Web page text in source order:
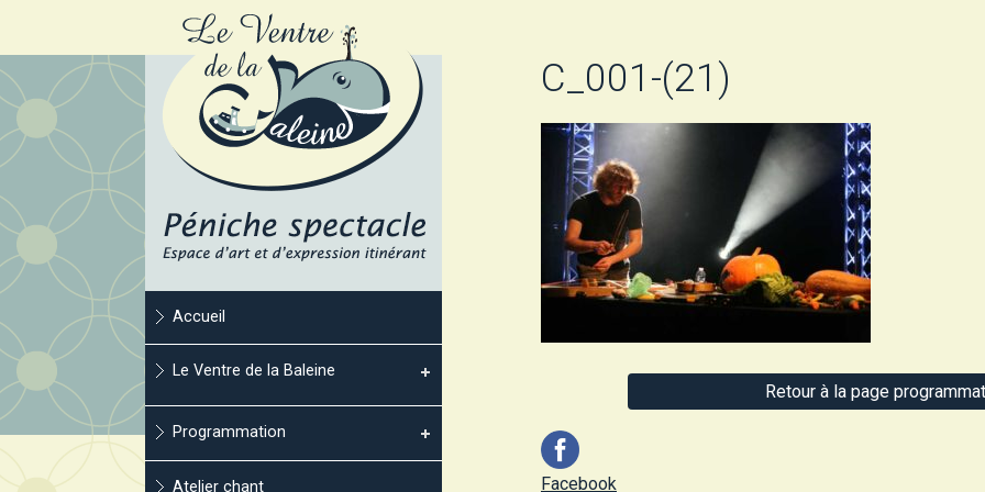
Accueil
Le Ventre de la Baleine
Programmation
Atelier chant
C_001-(21)
Retour à la page
Facebook